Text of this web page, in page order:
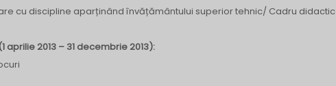
cu discipline aparținând învățământului superior tehnic/ Cadru didactic
2013 – 31 decembrie 2013):